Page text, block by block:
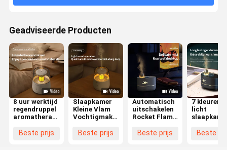
Geadviseerde Producten
8 uur werktijd
regendruppel
aromatherapie
met
Beste prijs
Slaapkamer
Kleine Vlam
Vochtigmakers
kleuren LED-
Beste prijs
Automatisch
uitschakelen
Rocket Flame
Vochtbevochtiger
Beste prijs
7 kleuren
licht
met 8 uur
Beste